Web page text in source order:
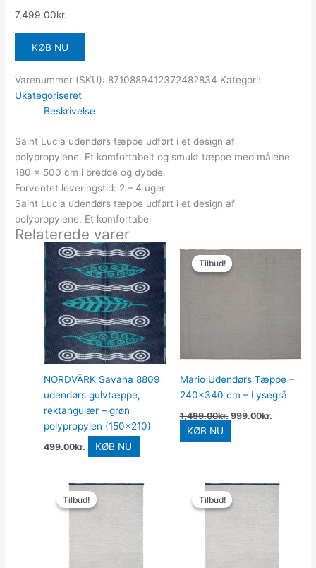
7,499.00kr.
KØB NU
Varenummer (SKU): 8710889412372482834 Kategori:
Ukategoriseret
Beskrivelse
Saint Lucia udendørs tæppe udført i et design af
polypropylene. Et komfortabelt og smukt tæppe med målene
180 x 500 cm i bredde og dybde.
Forventet leveringstid: 2 – 4 uger
Saint Lucia udendørs tæppe udført i et design af
polypropylene. Et komfortabel
Relaterede varer
NORDVÄRK Savana 8809
udendørs gulvtæppe,
rektangulær – grøn
polypropylen (150×210)
499.00kr. KØB NU
Tilbud!
Tilbud!
Mario Udendørs Tæppe –
240×340 cm – Lysegrå
1,499.00kr.
oprindelige
pris
999.00kr.
KØB NU
Tilbud!
Tilbud!
Den
oprindelige
pris
Den
Tilbud!
Tilbud!
Den